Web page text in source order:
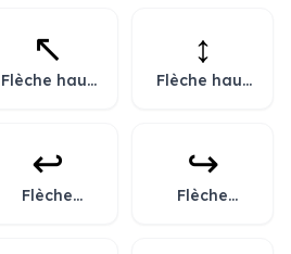
↖️
Flèche haut
↕️
Flèche haut
↩️
Flèche
↪️
Flèche